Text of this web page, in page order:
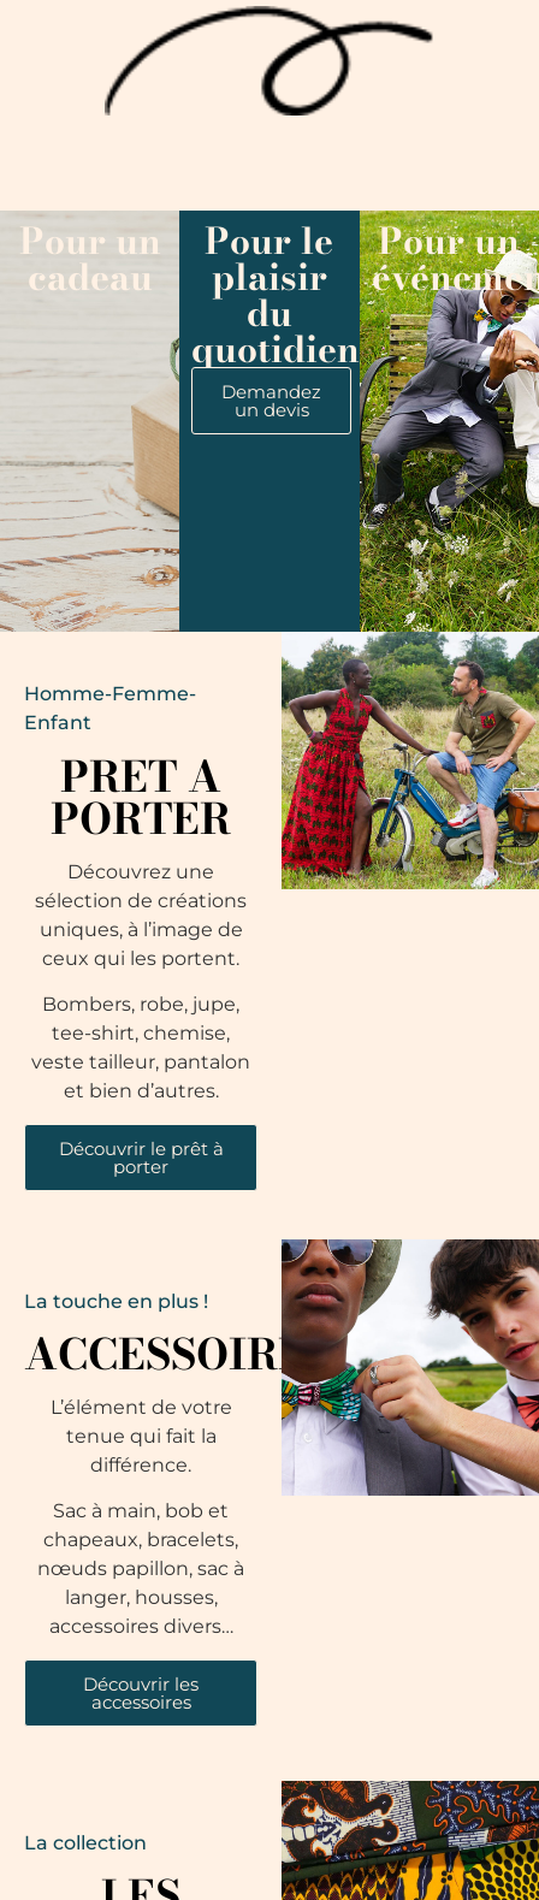
Pour un
cadeau
Pour le
plaisir
du
quotidien
Demandez
un devis
Pour un
Homme-Femme-
Enfant
PRET A
PORTER
Découvrez une
sélection de créations
uniques, à l’image de
ceux qui les portent.
Bombers, robe, jupe,
tee-shirt, chemise,
veste tailleur, pantalon
et bien d’autres.
Découvrir le prêt à
porter
La touche en plus !
ACCESSOIRES
L’élément de votre
tenue qui fait la
différence.
Sac à main, bob et
chapeaux, bracelets,
nœuds papillon, sac à
langer, housses,
accessoires divers…
Découvrir les
accessoires
La collection